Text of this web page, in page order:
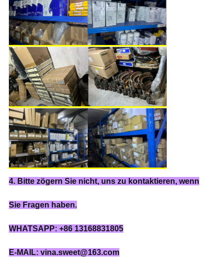
4. Bitte zögern Sie nicht, uns zu kontaktieren, wenn
Sie Fragen haben.
WHATSAPP: +86 13168831805
E-MAIL: vina.sweet@163.com